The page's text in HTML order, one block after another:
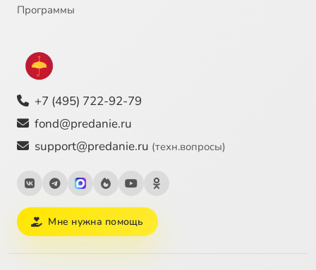
Программы
+7 (495) 722-92-79
fond@predanie.ru
support@predanie.ru (техн.вопросы)
Мне нужна помощь